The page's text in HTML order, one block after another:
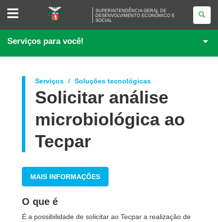
SUPERINTENDÊNCIA
DESENVOLVIMENTO
ECONÔMICO
E
SUPERINTENDÊNCIA GERAL DE
DESENVOLVIMENTO ECONÔMICO E
SOCIAL
Serviços para você!
Serviços Soluções tecnológicas
Solicitar análise
microbiológica ao
Tecpar
MAIS INFORMAÇÕES
O que é
É a possibilidade de solicitar ao Tecpar a realização de